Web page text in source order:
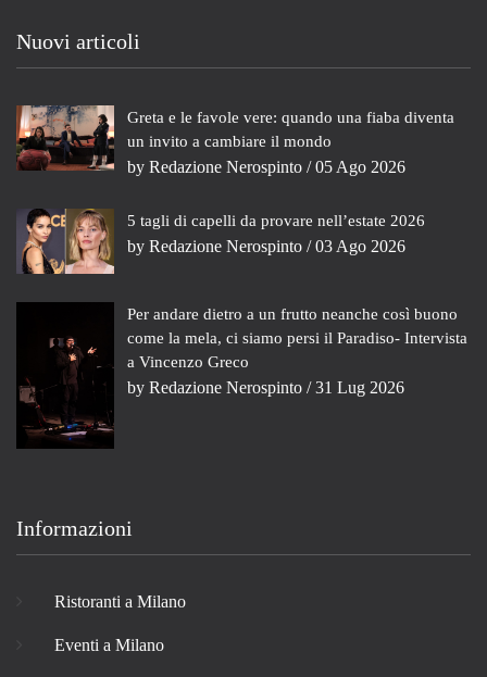
Nuovi articoli
Greta e le favole vere: quando una fiaba diventa
un invito a cambiare il mondo
by Redazione Nerospinto / 05 Ago 2026
5 tagli di capelli da provare nell’estate 2026
by Redazione Nerospinto / 03 Ago 2026
Per andare dietro a un frutto neanche così buono
come la mela, ci siamo persi il Paradiso- Intervista
a Vincenzo Greco
by Redazione Nerospinto / 31 Lug 2026
Informazioni
Ristoranti a Milano
Eventi a Milano